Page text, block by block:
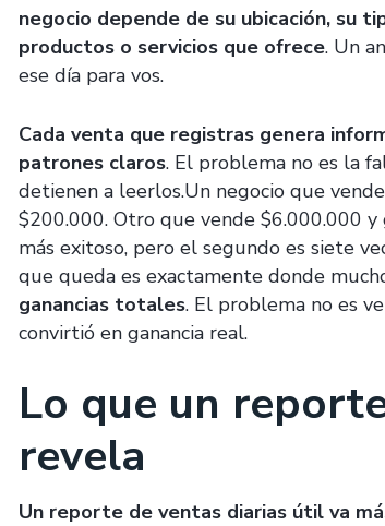
negocio depende de su ubicación, su
productos o servicios que ofrece. Un
ese día para vos.
Cada venta que registras genera
patrones claros. El problema no es la
detienen a leerlos.Un negocio que
$200.000. Otro que vende $6.000.000
más exitoso, pero el segundo es siete
que queda es exactamente donde
ganancias totales. El problema no es
convirtió en ganancia real.
Lo que un
revela
Un reporte de ventas diarias útil va